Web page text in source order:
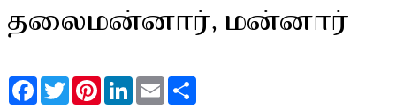
தலைமன்னார், மன்னார்
FacebookTwitterPinterestLinkedInEmail